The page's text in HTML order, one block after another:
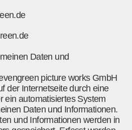
Daten und
picture works GmbH
der Internetseite durch eine
ein automatisiertes System
Daten und Informationen.
und Informationen werden in